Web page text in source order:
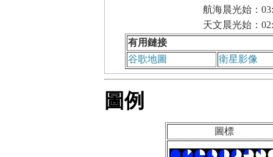
航海晨光始：
天文晨光始：
有用鏈接
谷歌地圖
衛星影像
圖例
圖標